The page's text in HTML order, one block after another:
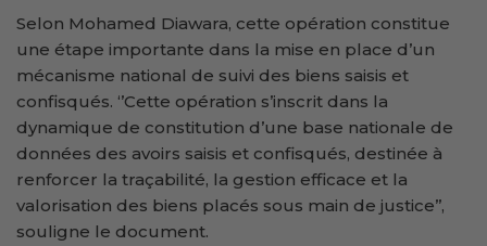
Selon Mohamed Diawara, cette opération constitue
une étape importante dans la mise en place d’un
mécanisme national de suivi des biens saisis et
confisqués. ‘’Cette opération s’inscrit dans la
dynamique de constitution d’une base nationale de
données des avoirs saisis et confisqués, destinée à
renforcer la traçabilité, la gestion efficace et la
valorisation des biens placés sous main de justice’’,
souligne le document.